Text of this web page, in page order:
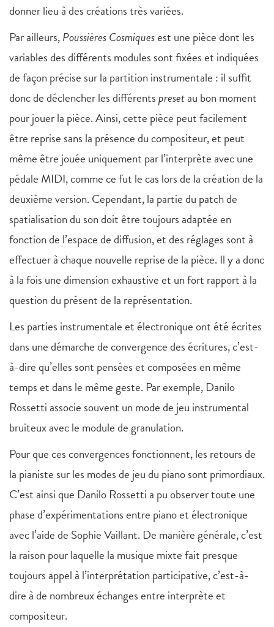
donner lieu à des créations très variées.
Par ailleurs,Poussières Cosmiquesest une pièce dont les
variables des différents modules sont fixées et indiquées
de façon précise sur la partition instrumentale : il suffit
donc de déclencher les différentspresetau bon moment
pour jouer la pièce. Ainsi, cette pièce peut facilement
être reprise sans la présence du compositeur, et peut
même être jouée uniquement par l’interprète avec une
pédale MIDI, comme ce fut le cas lors de la création de la
deuxième version. Cependant, la partie du patch de
spatialisation du son doit être toujours adaptée en
fonction de l’espace de diffusion, et des réglages sont à
effectuer à chaque nouvelle reprise de la pièce. Il y a donc
à la fois une dimension exhaustive et un fort rapport à la
question du présent de la représentation.
Les parties instrumentale et électronique ont été écrites
dans une démarche de convergence des écritures, c’est-
à-dire qu’elles sont pensées et composées en même
temps et dans le même geste. Par exemple, Danilo
Rossetti associe souvent un mode de jeu instrumental
bruiteux avec le module de granulation.
Pour que ces convergences fonctionnent, les retours de
la pianiste sur les modes de jeu du piano sont primordiaux.
C’est ainsi que Danilo Rossetti a pu observer toute une
phase d’expérimentations entre piano et électronique
avec l’aide de Sophie Vaillant. De manière générale, c’est
la raison pour laquelle la musique mixte fait presque
toujours appel à l’interprétation participative, c’est-à-
dire à de nombreux échanges entre interprète et
compositeur.